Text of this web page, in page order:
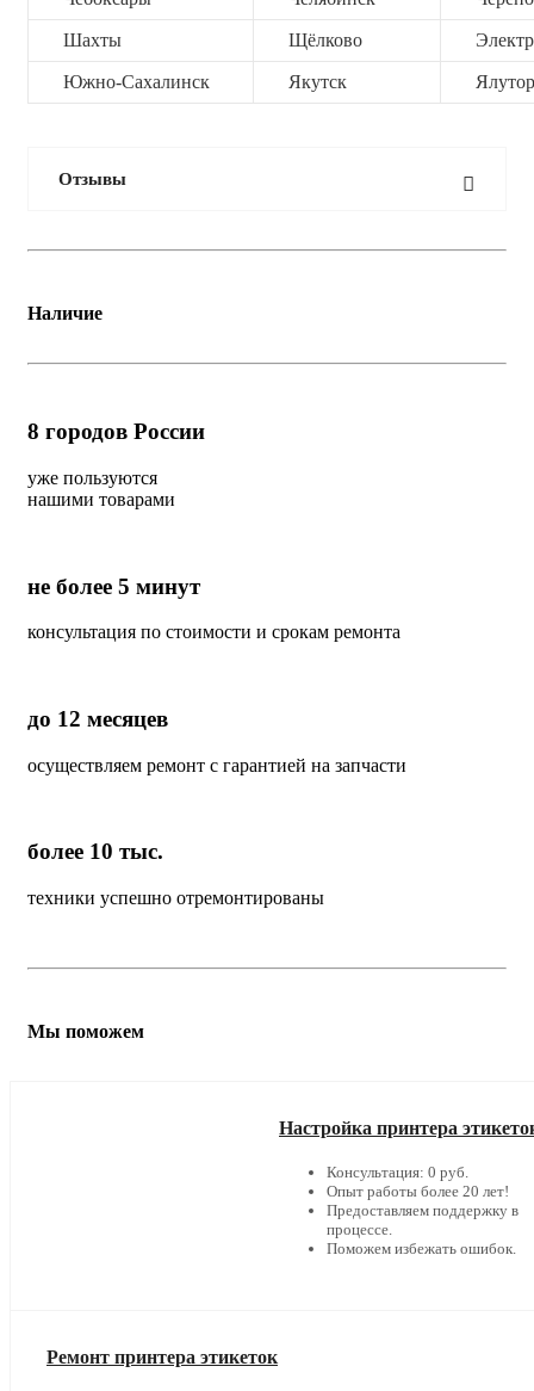
Шахты Щёлково
Южно-Сахалинск Якутск
Отзывы
Наличие
8 городов России
уже пользуются
нашими товарами
не более 5 минут
консультация по стоимости и срокам ремонта
до 12 месяцев
осуществляем ремонт с гарантией на запчасти
более 10 тыс.
техники успешно отремонтированы
Мы поможем
Настройка принтера
Консультация: 0 руб.
Опыт работы более 20 лет!
Предоставляем поддержку в
процессе.
Поможем избежать ошибок.
Ремонт принтера этикеток